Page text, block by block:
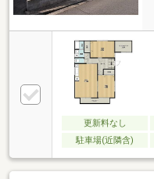
更新料なし
駐車場(近隣含)